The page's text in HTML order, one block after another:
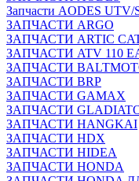
Запчасти AODES UTV/
ЗАПЧАСТИ ARGO
ЗАПЧАСТИ ARTIC
ЗАПЧАСТИ ATV 110
ЗАПЧАСТИ
ЗАПЧАСТИ BRP
ЗАПЧАСТИ GAMAX
ЗАПЧАСТИ
ЗАПЧАСТИ HANGKAI
ЗАПЧАСТИ HDX
ЗАПЧАСТИ HIDEA
ЗАПЧАСТИ HONDA